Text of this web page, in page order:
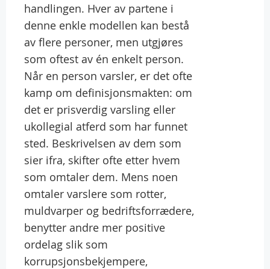
handlingen. Hver av partene i
denne enkle modellen kan bestå
av flere personer, men utgjøres
som oftest av én enkelt person.
Når en person varsler, er det ofte
kamp om definisjonsmakten: om
det er prisverdig varsling eller
ukollegial atferd som har funnet
sted. Beskrivelsen av dem som
sier ifra, skifter ofte etter hvem
som omtaler dem. Mens noen
omtaler varslere som rotter,
muldvarper og bedriftsforrædere,
benytter andre mer positive
ordelag slik som
korrupsjonsbekjempere,